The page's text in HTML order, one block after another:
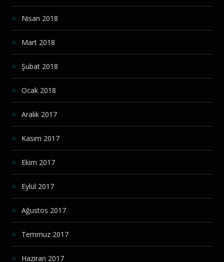
Nisan 2018
Mart 2018
Şubat 2018
Ocak 2018
Aralık 2017
Kasım 2017
Ekim 2017
Eylül 2017
Ağustos 2017
Temmuz 2017
Haziran 2017